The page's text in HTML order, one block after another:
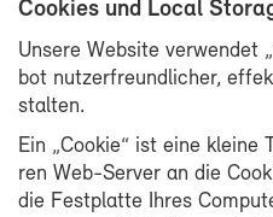
Coo­kies und Lo­cal
Un­se­re Web­site ver­wen­det
bot nut­zer­freund­li­cher,
stal­ten.
Ein „Coo­kie“ ist ei­ne
ren Web-​Server an die
die Fest­plat­te Ih­res